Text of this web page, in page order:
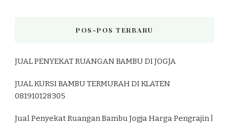
POS-POS TERBARU
JUAL PENYEKAT RUANGAN BAMBU DI JOGJA
JUAL KURSI BAMBU TERMURAH DI KLATEN
081910128305
Jual Penyekat Ruangan Bambu Jogja Harga Pengrajin |